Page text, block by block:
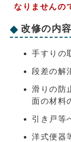
なりませんの
改修の内容
手すりの
段差の解
滑りの防
面の材料
引き戸等
洋式便器